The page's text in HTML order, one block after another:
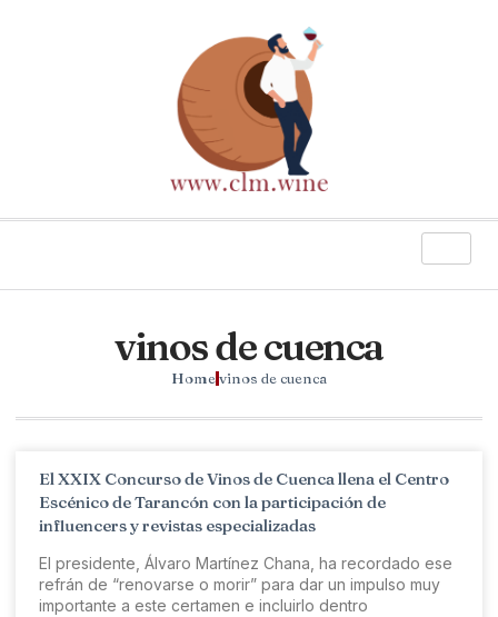
vinos de cuenca
Homevinos de cuenca
El XXIX Concurso de Vinos de Cuenca llena el Centro
Escénico de Tarancón con la participación de
influencers y revistas especializadas
El presidente, Álvaro Martínez Chana, ha recordado ese
refrán de “renovarse o morir” para dar un impulso muy
importante a este certamen e incluirlo dentro